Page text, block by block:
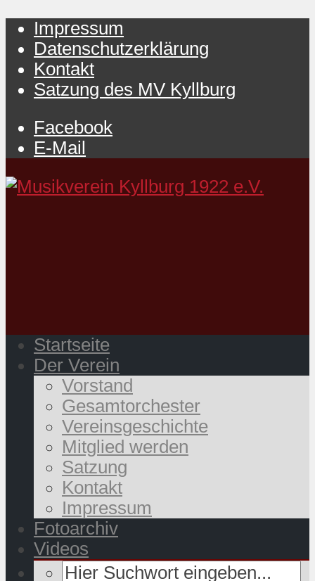
Impressum
Datenschutzerklärung
Kontakt
Satzung des MV Kyllburg
Facebook
E-Mail
Startseite
Der Verein
Vorstand
Gesamtorchester
Vereinsgeschichte
Mitglied werden
Satzung
Kontakt
Impressum
Fotoarchiv
Videos